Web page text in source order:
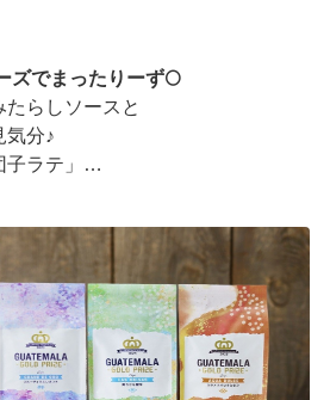
ズでまったりーず🌕
らしソースと
気分♪
ラテ」
のご来店をお待ちしていま ···